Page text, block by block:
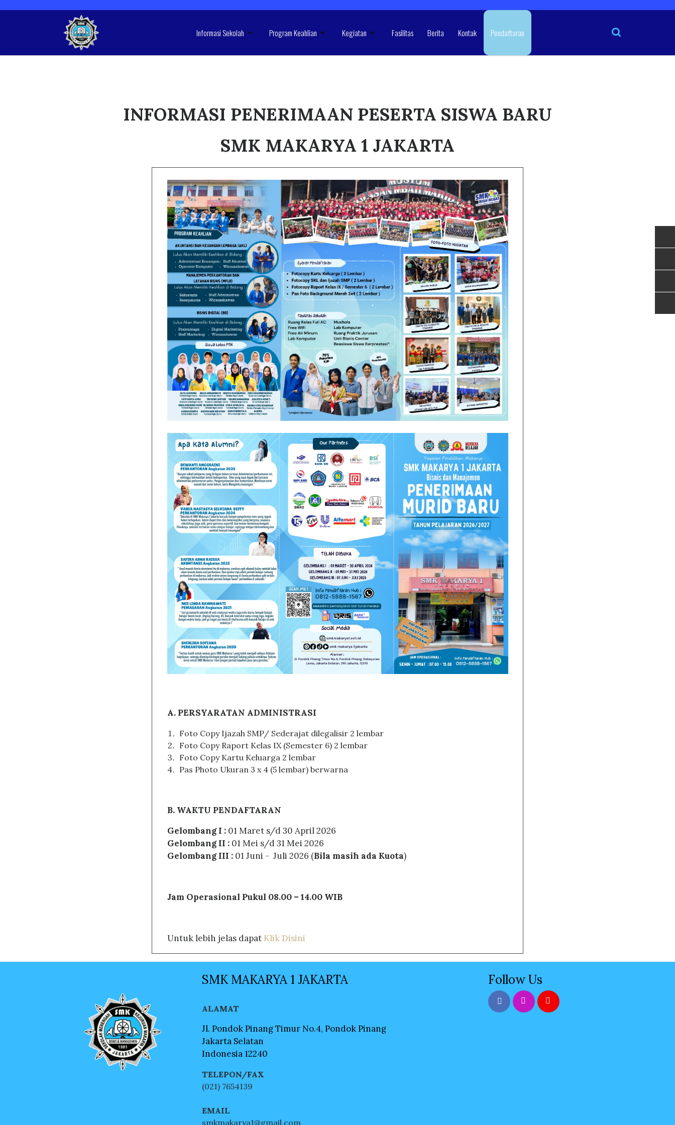
Informasi Sekolah Program Keahlian Kegiatan Fasilitas Berita Kontak Pendaftaran
INFORMASI PENERIMAAN PESERTA SISWA BARU
SMK MAKARYA 1 JAKARTA
A. PERSYARATAN ADMINISTRASI
Foto Copy Ijazah SMP/ Sederajat dilegalisir 2 lembar
Foto Copy Raport Kelas IX (Semester 6) 2 lembar
Foto Copy Kartu Keluarga 2 lembar
Pas Photo Ukuran 3 x 4 (5 lembar) berwarna
B. WAKTU PENDAFTARAN
Gelombang I : 01 Maret s/d 30 April 2026
Gelombang II : 01 Mei s/d 31 Mei 2026
Gelombang III : 01 Juni - Juli 2026 (Bila masih ada Kuota)
Jam Operasional Pukul 08.00 – 14.00 WIB
Untuk lebih jelas dapat Klik Disini
SMK MAKARYA 1 JAKARTA
ALAMAT
Jl. Pondok Pinang Timur No.4, Pondok Pinang
Jakarta Selatan
Indonesia 12240
TELEPON/FAX
(021) 7654139
EMAIL
smkmakarya1@gmail.com
Follow Us